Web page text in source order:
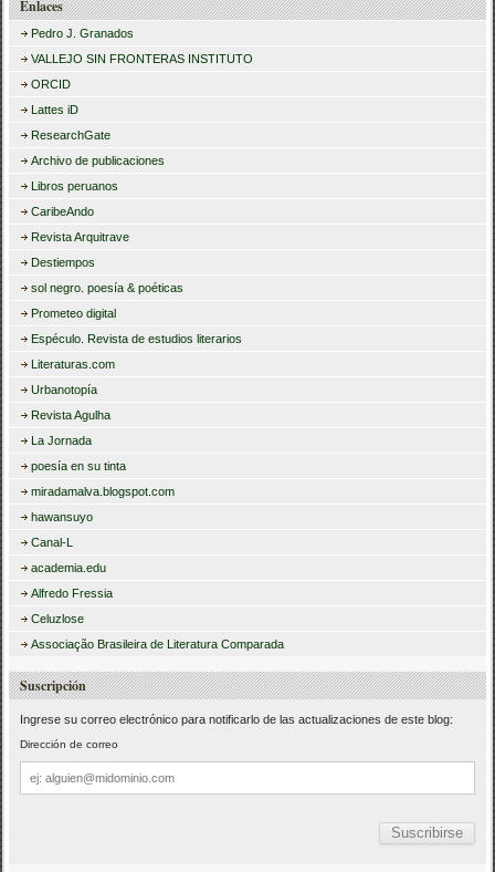
Enlaces
Pedro J. Granados
VALLEJO SIN FRONTERAS INSTITUTO
ORCID
Lattes iD
ResearchGate
Archivo de publicaciones
Libros peruanos
CaribeAndo
Revista Arquitrave
Destiempos
sol negro. poesía & poéticas
Prometeo digital
Espéculo. Revista de estudios literarios
Literaturas.com
Urbanotopía
Revista Agulha
La Jornada
poesía en su tinta
miradamalva.blogspot.com
hawansuyo
Canal-L
academia.edu
Alfredo Fressia
Celuzlose
Associação Brasileira de Literatura Comparada
Suscripción
Ingrese su correo electrónico para notificarlo de las actualizaciones de este blog:
Dirección de correo
Dirección
de
correo